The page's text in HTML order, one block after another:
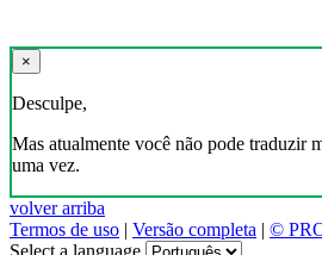
×
Desculpe,
Mas atualmente você não pode traduzir
uma vez.
volver arriba
Termos de uso | Versão completa | ©
Select a language